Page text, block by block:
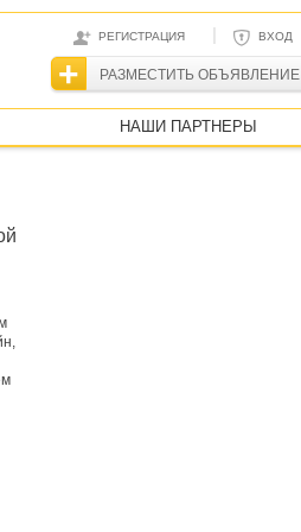
РЕГИСТРАЦИЯ | ВХОД
РАЗМЕСТИТЬ ОБЪЯВЛЕНИЕ
НАШИ ПАРТНЕРЫ